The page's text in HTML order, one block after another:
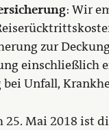
: Wir
zur
einschließlich
Unfall,
25. Mai 2018 ist